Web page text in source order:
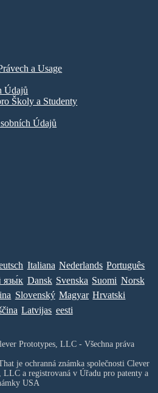
a Usage
Údajů
Školy a Studenty
Údajů
Italiana Nederlands Português
язы́к Dansk Svenska Suomi Norsk
Slovenský Magyar Hrvatski
Latvijas eesti
Prototypes, LLC - Všechna práva
je ochranná známka společnosti Clever
LLCa registrovaná v Úřadu pro patenty a
USA